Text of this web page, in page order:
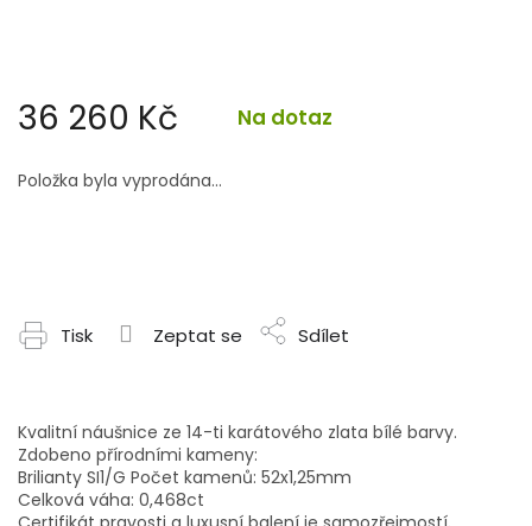
36 260 Kč Na dotaz
cena:
Položka byla vyprodána…
Tisk Zeptat se Sdílet
Kvalitní náušnice ze 14-ti karátového zlata bílé barvy.
Zdobeno přírodními kameny:
Brilianty SI1/G Počet kamenů: 52x1,25mm
Celková váha: 0,468ct